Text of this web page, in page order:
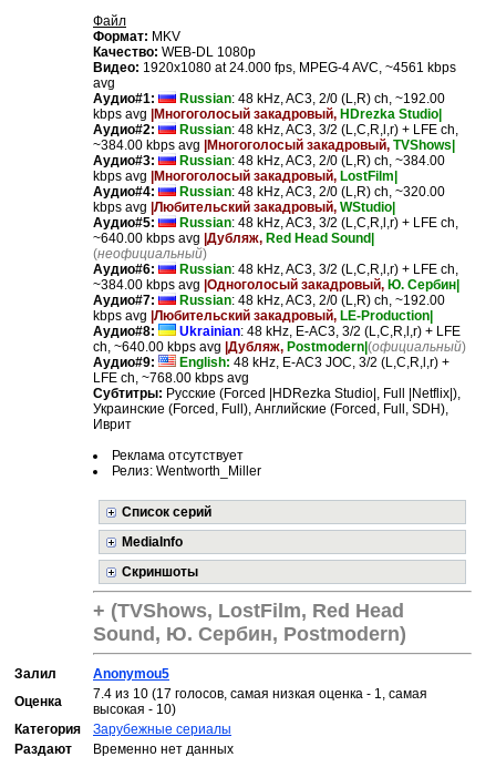
Файл
Формат: MKV
Качество: WEB-DL 1080p
Видео: 1920x1080 at 24.000 fps, MPEG-4 AVC, ~4561 kbps
avg
Аудио#1:
Russian: 48 kHz, AC3, 2/0 (L,R) ch, ~192.00
kbps avg
|Многоголосый закадровый, HDrezka Studio|
Аудио#2:
Russian: 48 kHz, AC3, 3/2 (L,C,R,l,r) + LFE ch,
~384.00 kbps avg
|Многоголосый закадровый, TVShows|
Аудио#3:
Russian: 48 kHz, AC3, 2/0 (L,R) ch, ~384.00
kbps avg
|Многоголосый закадровый, LostFilm|
Аудио#4:
Russian: 48 kHz, AC3, 2/0 (L,R) ch, ~320.00
kbps avg |Любительский закадровый, WStudio|
Аудио#5:
Russian: 48 kHz, AC3, 3/2 (L,C,R,l,r) + LFE ch,
~640.00 kbps avg |Дубляж, Red Head Sound|
(неофициальный)
Аудио#6:
Russian: 48 kHz, AC3, 3/2 (L,C,R,l,r) + LFE ch,
~384.00 kbps avg |Одноголосый закадровый, Ю. Сербин|
Аудио#7:
Russian: 48 kHz, AC3, 2/0 (L,R) ch, ~192.00
kbps avg |Любительский закадровый, LE-Production|
Аудио#8:
Ukrainian: 48 kHz, E-AC3, 3/2 (L,C,R,l,r) + LFE
ch, ~640.00 kbps avg |Дубляж, Postmodern| (официальный)
Аудио#9:
English: 48 kHz, E-AC3 JOC, 3/2 (L,C,R,l,r) +
LFE ch, ~768.00 kbps avg
Субтитры: Русские (Forced |HDRezka Studio|, Full |Netflix|),
Украинские (Forced, Full), Английские (Forced, Full, SDH),
Иврит
Реклама отсутствует
Релиз: Wentworth_Miller
Список серий
MediaInfo
Скриншоты
+ (TVShows, LostFilm, Red Head
Sound, Ю. Сербин, Postmodern)
Залил
Anonymou5
Оценка
7.4 из 10 (17 голосов, самая низкая оценка - 1, самая
высокая - 10)
Категория
Зарубежные сериалы
Раздают
Временно нет данных